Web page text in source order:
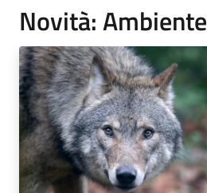
Novità: Ambiente